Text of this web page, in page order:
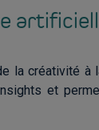
la créativité
et